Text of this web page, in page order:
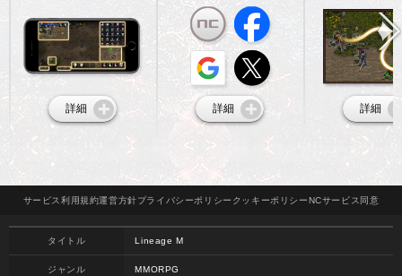
詳細 詳細 詳細
サービス 利用規約運営方針プライバシーポリシー クッキーポリシーNCサービス 同意
タイトル Lineage M
ジャンル MMORPG